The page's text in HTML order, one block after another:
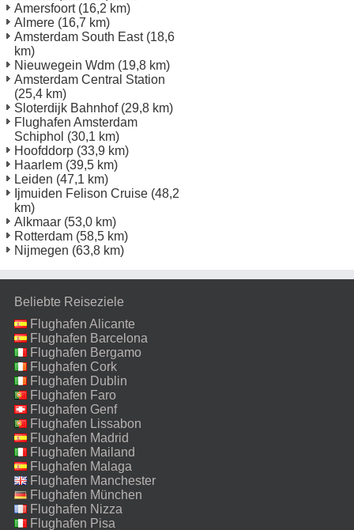
Amersfoort(16,2 km)
Almere (16,7 km)
Amsterdam South East(18,6
km)
Nieuwegein Wdm (19,8 km)
Amsterdam Central Station
(25,4 km)
Sloterdijk Bahnhof(29,8 km)
Flughafen Amsterdam
Schiphol (30,1 km)
Hoofddorp (33,9 km)
Haarlem (39,5 km)
Leiden (47,1 km)
Ijmuiden Felison Cruise (48,2
km)
Alkmaar (53,0 km)
Rotterdam (58,5 km)
Nijmegen (63,8 km)
Beliebte Reiseziele
Flughafen Alicante
Flughafen Barcelona
Flughafen Bergamo
Flughafen Cork
Flughafen Dublin
Flughafen Faro
Flughafen Genf
Flughafen Lissabon
Flughafen Madrid
Flughafen Mailand
Malpensa
Flughafen Malaga
Flughafen Manchester
Flughafen München
Flughafen Nizza
Flughafen Pisa